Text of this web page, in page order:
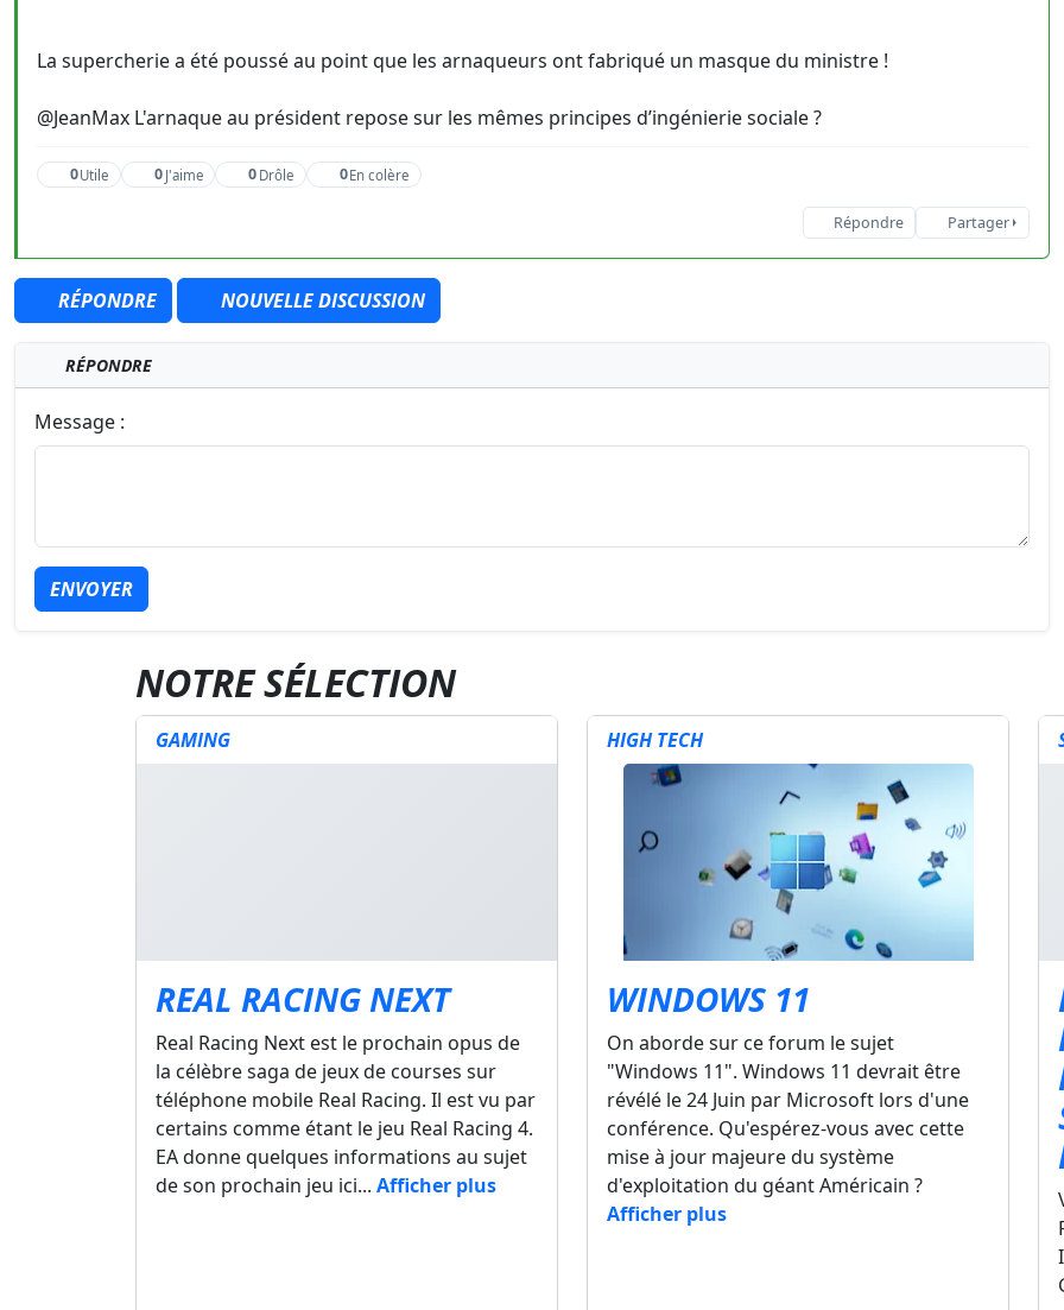
La supercherie a été poussé au point que les arnaqueurs ont fabriqué un masque du ministre !
@JeanMax L'arnaque au président repose sur les mêmes principes d’ingénierie sociale ?
0Utile 0 J'aime 0 Drôle 0En colère
Répondre Partager
RÉPONDRE NOUVELLE DISCUSSION
RÉPONDRE
Message :
ENVOYER
NOTRE SÉLECTION
GAMING
REAL RACING NEXT
Real Racing Next est le prochain opus de
la célèbre saga de jeux de courses sur
téléphone mobile Real Racing. Il est vu par
certains comme étant le jeu Real Racing 4.
EA donne quelques informations au sujet
de son prochain jeu ici... Afficher plus
HIGH TECH
WINDOWS 11
On aborde sur ce forum le sujet
"Windows 11". Windows 11 devrait être
révélé le 24 Juin par Microsoft lors d'une
conférence. Qu'espérez-vous avec cette
mise à jour majeure du système
d'exploitation du géant Américain ?
Afficher plus